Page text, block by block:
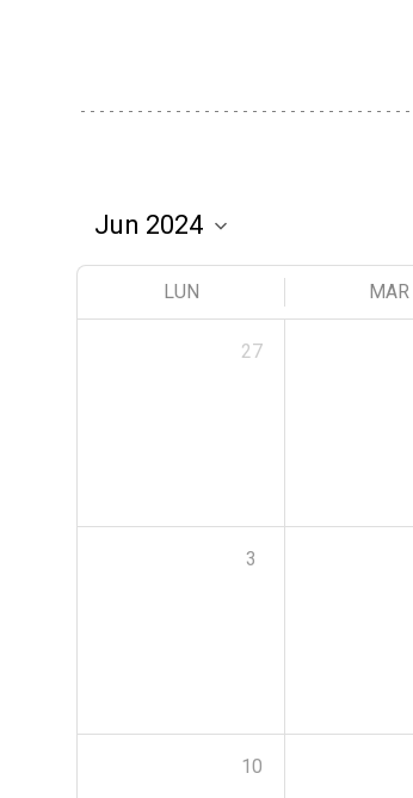
LUN MAR
27
3
10